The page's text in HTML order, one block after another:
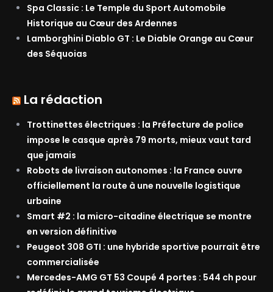
Spa Classic : Le Temple du Sport Automobile
Historique au Cœur des Ardennes
Lamborghini Diablo GT : Le Diable Orange au Cœur
des Séquoias
La rédaction
Trottinettes électriques : la Préfecture de police
impose le casque après 79 morts, mieux vaut tard
que jamais
Robots de livraison autonomes : la France ouvre
officiellement la route à une nouvelle logistique
urbaine
Smart #2 : la micro-citadine électrique se montre
en version définitive
Peugeot 308 GTI : une hybride sportive pourrait être
commercialisée
Mercedes-AMG GT 53 Coupé 4 portes : 544 ch pour